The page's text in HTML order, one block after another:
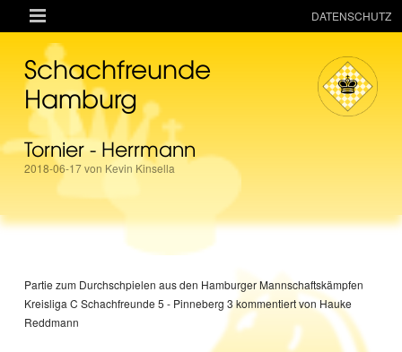

AKTUELLES
RESSOURCEN
VEREIN
MANNSCHAFTEN
TURNIERE
TERMINE
Schachfreunde
Hamburg
Tornier - Herrmann
2018-06-17 von Kevin Kinsella
Partie zum Durchschpielen aus den Hamburger Mannschaftskämpfen
Kreisliga C Schachfreunde 5 - Pinneberg 3 kommentiert von Hauke
Reddmann
DATENSCHUTZ